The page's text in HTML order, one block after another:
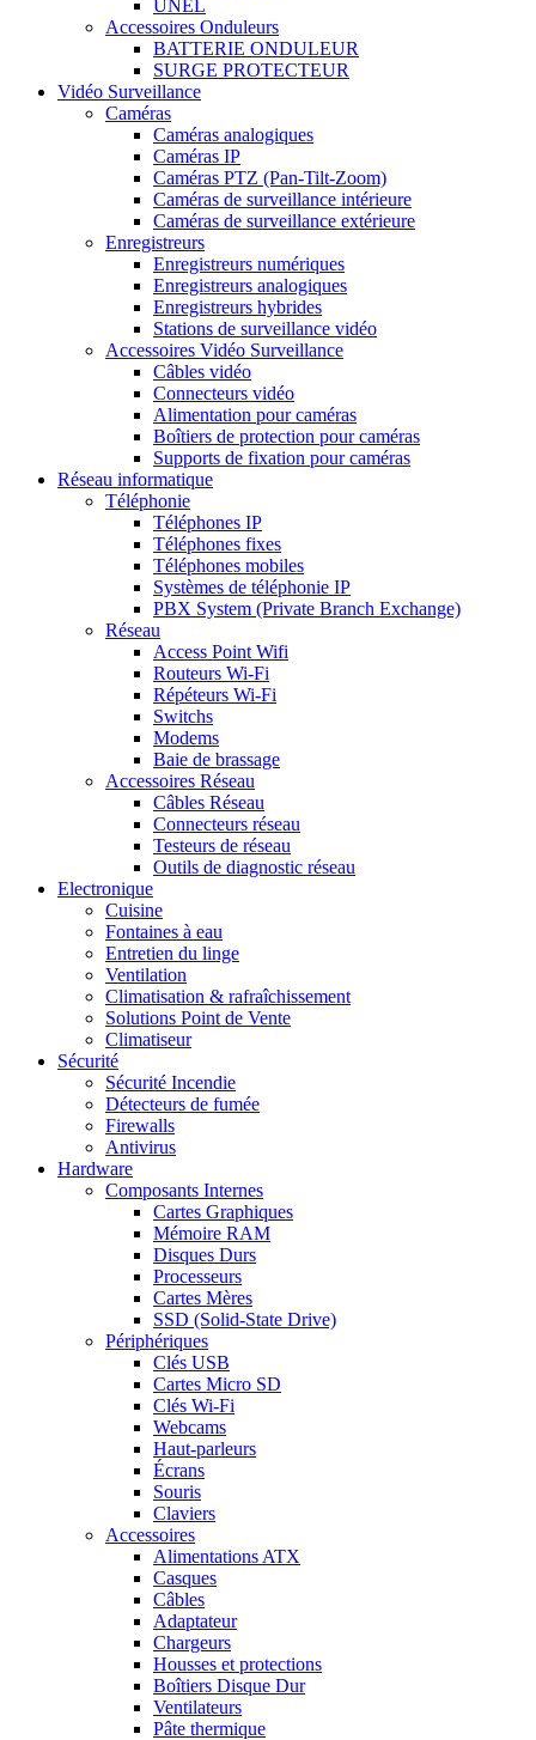
UNEL
Accessoires Onduleurs
BATTERIE ONDULEUR
SURGE PROTECTEUR
Vidéo Surveillance
Caméras
Caméras analogiques
Caméras IP
Caméras PTZ (Pan-Tilt-Zoom)
Caméras de surveillance intérieure
Caméras de surveillance extérieure
Enregistreurs
Enregistreurs numériques
Enregistreurs analogiques
Enregistreurs hybrides
Stations de surveillance vidéo
Accessoires Vidéo Surveillance
Câbles vidéo
Connecteurs vidéo
Alimentation pour caméras
Boîtiers de protection pour caméras
Supports de fixation pour caméras
Réseau informatique
Téléphonie
Téléphones IP
Téléphones fixes
Téléphones mobiles
Systèmes de téléphonie IP
PBX System (Private Branch Exchange)
Réseau
Access Point Wifi
Routeurs Wi-Fi
Répéteurs Wi-Fi
Switchs
Modems
Baie de brassage
Accessoires Réseau
Câbles Réseau
Connecteurs réseau
Testeurs de réseau
Outils de diagnostic réseau
Electronique
Cuisine
Fontaines à eau
Entretien du linge
Ventilation
Climatisation & rafraîchissement
Solutions Point de Vente
Climatiseur
Sécurité
Sécurité Incendie
Détecteurs de fumée
Firewalls
Antivirus
Hardware
Composants Internes
Cartes Graphiques
Mémoire RAM
Disques Durs
Processeurs
Cartes Mères
SSD (Solid-State Drive)
Périphériques
Clés USB
Cartes Micro SD
Clés Wi-Fi
Webcams
Haut-parleurs
Écrans
Souris
Claviers
Accessoires
Alimentations ATX
Casques
Câbles
Adaptateur
Chargeurs
Housses et protections
Boîtiers Disque Dur
Ventilateurs
Pâte thermique